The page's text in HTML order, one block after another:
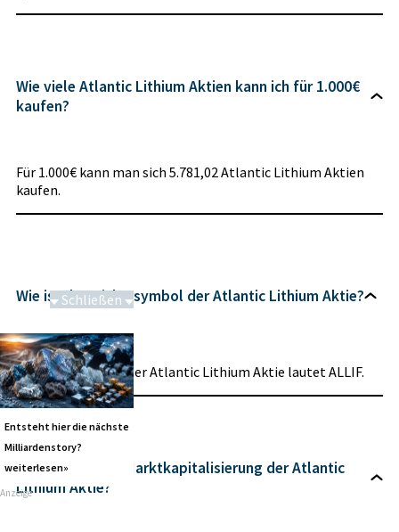
Wie viele Atlantic Lithium Aktien kann ich für 1.000€
kaufen?
Für 1.000€ kann man sich 5.781,02 Atlantic Lithium Aktien
kaufen.
Wie ist das Tickersymbol der Atlantic Lithium Aktie?
Das Tickersymbol der Atlantic Lithium Aktie lautet ALLIF.
Wie hoch ist die Marktkapitalisierung der Atlantic
Lithium Aktie?
Schließen
Entsteht hier die nächste
Milliardenstory?
weiterlesen»
Anzeige